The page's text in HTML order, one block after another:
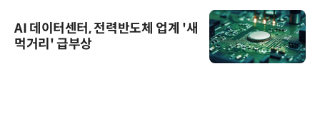
AI 데이터센터, 전력반도체 업계 '새
먹거리' 급부상